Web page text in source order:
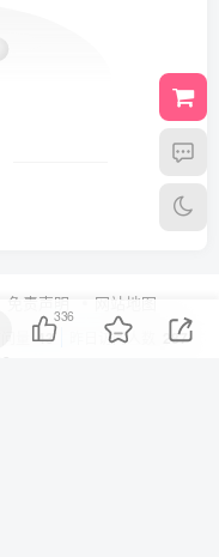
免责声明 网站地图
43 昨日访问人数 287
336